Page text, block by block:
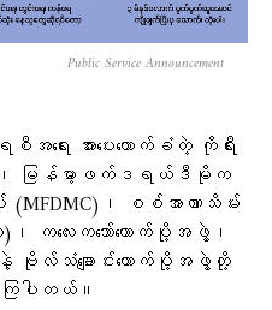
Public Service Announcement
ရေး အားပေးထောက်ခံတဲ့ ကိုရီး
၊ မြန်မာ့ဖက်ဒရယ်ဒီမိုက
(MFDMC)၊ စစ်အာဏာသိမ်း
၊ ကလေးကဘော်ထောက်ပို့အဖွဲ့၊
ဗိုလ်သံချောင်းထောက်ပို့အဖွဲ့တို့
ြပါတယ်။